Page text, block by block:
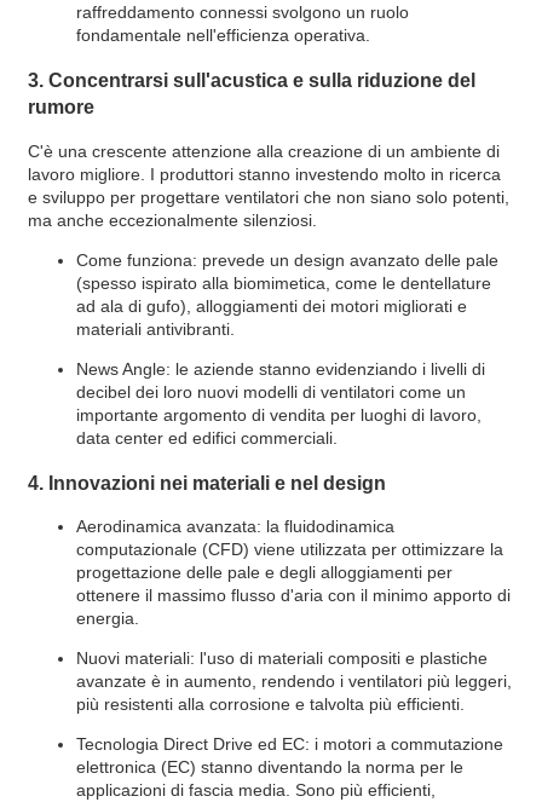
raffreddamento connessi svolgono un ruolo
fondamentale nell'efficienza operativa.
3. Concentrarsi sull'acustica e sulla riduzione del
rumore
C'è una crescente attenzione alla creazione di un ambiente di
lavoro migliore. I produttori stanno investendo molto in ricerca
e sviluppo per progettare ventilatori che non siano solo potenti,
ma anche eccezionalmente silenziosi.
Come funziona: prevede un design avanzato delle pale
(spesso ispirato alla biomimetica, come le dentellature
ad ala di gufo), alloggiamenti dei motori migliorati e
materiali antivibranti.
News Angle: le aziende stanno evidenziando i livelli di
decibel dei loro nuovi modelli di ventilatori come un
importante argomento di vendita per luoghi di lavoro,
data center ed edifici commerciali.
4. Innovazioni nei materiali e nel design
Aerodinamica avanzata: la fluidodinamica
computazionale (CFD) viene utilizzata per ottimizzare la
progettazione delle pale e degli alloggiamenti per
ottenere il massimo flusso d'aria con il minimo apporto di
energia.
Nuovi materiali: l'uso di materiali compositi e plastiche
avanzate è in aumento, rendendo i ventilatori più leggeri,
più resistenti alla corrosione e talvolta più efficienti.
Tecnologia Direct Drive ed EC: i motori a commutazione
elettronica (EC) stanno diventando la norma per le
applicazioni di fascia media. Sono più efficienti,